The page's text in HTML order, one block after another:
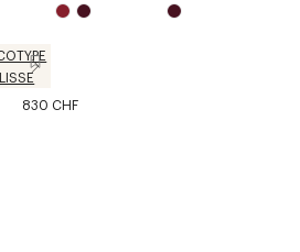
830 CHF